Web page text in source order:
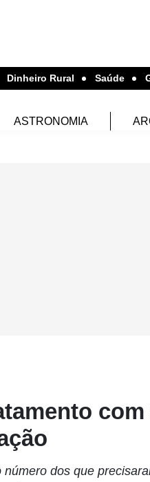
Dinheiro Rural Saúde
ASTRONOMIA
dos que